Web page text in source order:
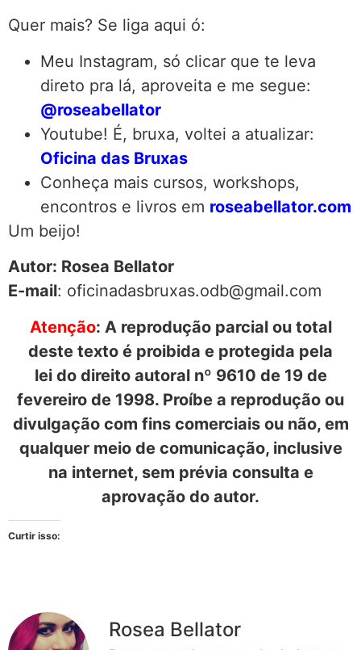
Quer mais? Se liga aqui ó:
Meu Instagram, só clicar que te leva
direto pra lá, aproveita e me segue:
@roseabellator
Youtube! É, bruxa, voltei a atualizar:
Oficina das Bruxas
Conheça mais cursos, workshops,
encontros e livros em roseabellator.com
Um beijo!
Autor: Rosea Bellator
E-mail: oficinadasbruxas.odb@gmail.com
Atenção: A reprodução parcial ou total
deste texto é proibida e protegida pela
lei do direito autoral nº 9610 de 19 de
fevereiro de 1998. Proíbe a reprodução ou
divulgação com fins comerciais ou não, em
qualquer meio de comunicação, inclusive
na internet, sem prévia consulta e
aprovação do autor.
Curtir isso:
Rosea Bellator